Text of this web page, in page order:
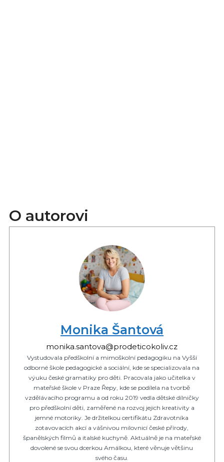
O autorovi
Monika Šantová
monika.santova@prodeticokoliv.cz
Vystudovala předškolní a mimoškolní pedagogiku na Vyšší
odborné škole pedagogické a sociální, kde se specializovala na
výuku české gramatiky pro děti. Pracovala jako učitelka v
mateřské škole v Praze Řepy, kde se podílela na tvorbě
vzdělávacího programu a od roku 2019 vedla dětské dílničky
pro předškolní děti, zaměřené na rozvoj jejich kreativity a
jemné motoriky. Je držitelkou certifikátu Zdravotníka
zotavovacích akcí a vášnivou milovnicí české přírody,
španělských filmů a italské kuchyně. Aktuálně je na mateřské
dovolené se svou dcerkou Amálkou, které věnuje většinu
svého času.